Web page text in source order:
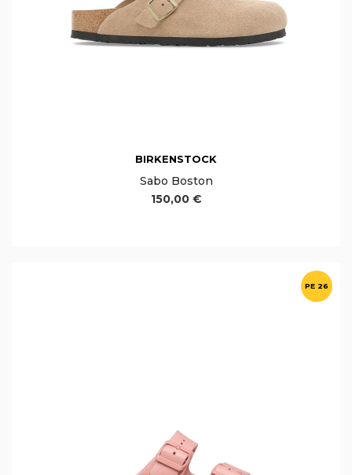
BIRKENSTOCK
Sabo Boston
150,00 €
PE 26